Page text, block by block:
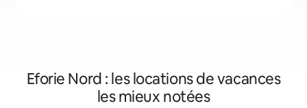
Eforie Nord : les locations de vacances
les mieux notées